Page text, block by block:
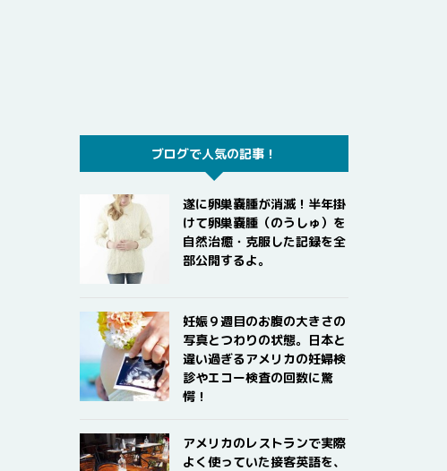
ブログで人気の記事！
遂に卵巣嚢腫が消滅！半年掛
けて卵巣嚢腫（のうしゅ）を
自然治癒・克服した記録を全
部公開するよ。
妊娠９週目のお腹の大きさの
写真とつわりの状態。日本と
違い過ぎるアメリカの妊婦検
診やエコー検査の回数に驚
愕！
アメリカのレストランで実際
よく使っていた接客英語を、